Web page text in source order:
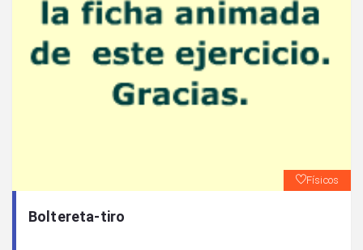
Físicos
Boltereta-tiro